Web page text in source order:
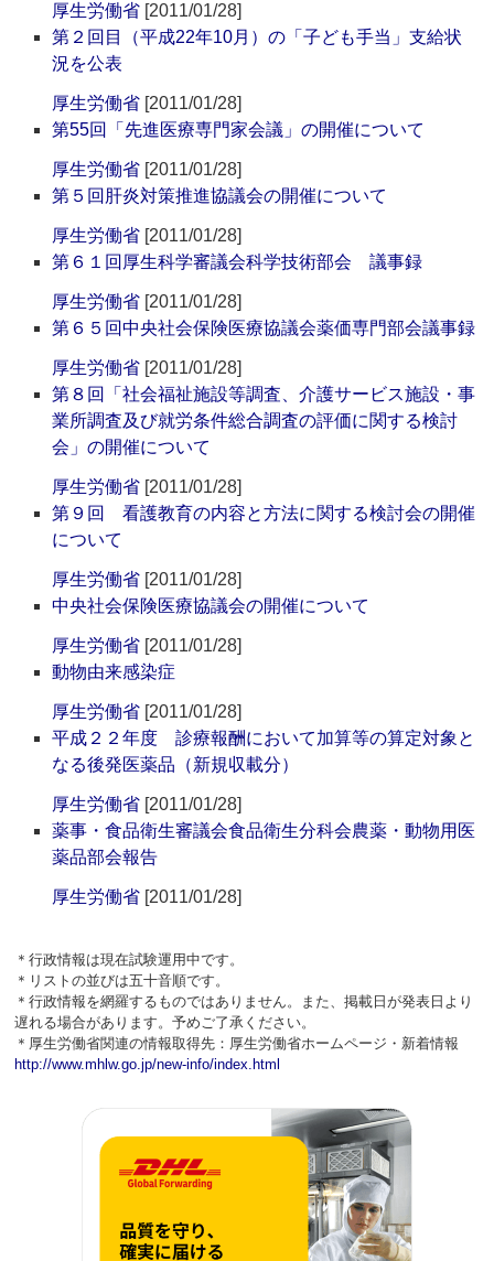
厚生労働省 [2011/01/28]
第２回目（平成22年10月）の「子ども手当」支給状
況を公表
厚生労働省 [2011/01/28]
第55回「先進医療専門家会議」の開催について
厚生労働省 [2011/01/28]
第５回肝炎対策推進協議会の開催について
厚生労働省 [2011/01/28]
第６１回厚生科学審議会科学技術部会 議事録
厚生労働省 [2011/01/28]
第６５回中央社会保険医療協議会薬価専門部会議事録
厚生労働省 [2011/01/28]
第８回「社会福祉施設等調査、介護サービス施設・事
業所調査及び就労条件総合調査の評価に関する検討
会」の開催について
厚生労働省 [2011/01/28]
第９回 看護教育の内容と方法に関する検討会の開催
について
厚生労働省 [2011/01/28]
中央社会保険医療協議会の開催について
厚生労働省 [2011/01/28]
動物由来感染症
厚生労働省 [2011/01/28]
平成２２年度 診療報酬において加算等の算定対象と
なる後発医薬品（新規収載分）
厚生労働省 [2011/01/28]
薬事・食品衛生審議会食品衛生分科会農薬・動物用医
薬品部会報告
厚生労働省 [2011/01/28]
＊行政情報は現在試験運用中です。
＊リストの並びは五十音順です。
＊行政情報を網羅するものではありません。また、掲載日が発表日より
遅れる場合があります。予めご了承ください。
＊厚生労働省関連の情報取得先：厚生労働省ホームページ・新着情報
http://www.mhlw.go.jp/new-info/index.html